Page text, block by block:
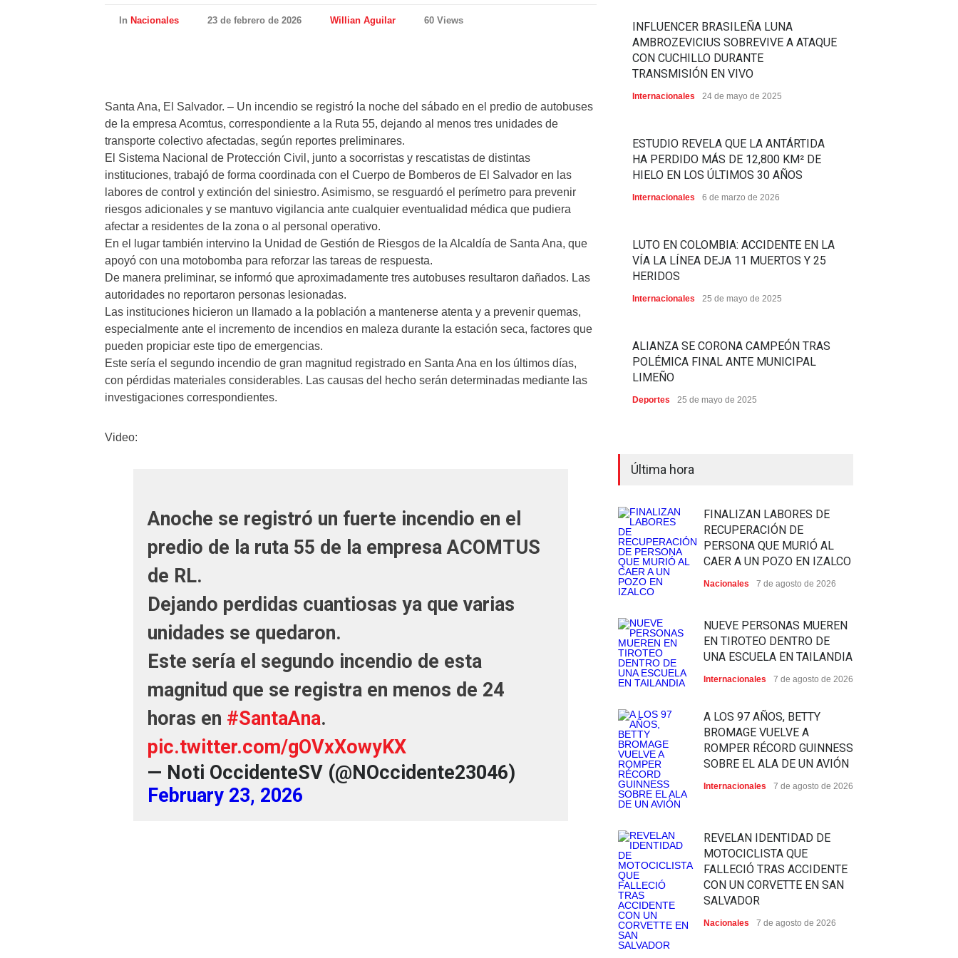
In Nacionales 23 de febrero de 2026 Willian Aguilar 60 Views
Santa Ana, El Salvador. – Un incendio se registró la noche del sábado en el predio de autobuses
de la empresa Acomtus, correspondiente a la Ruta 55, dejando al menos tres unidades de
transporte colectivo afectadas, según reportes preliminares.
El Sistema Nacional de Protección Civil, junto a socorristas y rescatistas de distintas
instituciones, trabajó de forma coordinada con el Cuerpo de Bomberos de El Salvador en las
labores de control y extinción del siniestro. Asimismo, se resguardó el perímetro para prevenir
riesgos adicionales y se mantuvo vigilancia ante cualquier eventualidad médica que pudiera
afectar a residentes de la zona o al personal operativo.
En el lugar también intervino la Unidad de Gestión de Riesgos de la Alcaldía de Santa Ana, que
apoyó con una motobomba para reforzar las tareas de respuesta.
De manera preliminar, se informó que aproximadamente tres autobuses resultaron dañados. Las
autoridades no reportaron personas lesionadas.
Las instituciones hicieron un llamado a la población a mantenerse atenta y a prevenir quemas,
especialmente ante el incremento de incendios en maleza durante la estación seca, factores que
pueden propiciar este tipo de emergencias.
Este sería el segundo incendio de gran magnitud registrado en Santa Ana en los últimos días,
con pérdidas materiales considerables. Las causas del hecho serán determinadas mediante las
investigaciones correspondientes.
Video:
Anoche se registró un fuerte incendio en el
predio de la ruta 55 de la empresa ACOMTUS
de RL.
Dejando perdidas cuantiosas ya que varias
unidades se quedaron.
Este sería el segundo incendio de esta
magnitud que se registra en menos de 24
horas en #SantaAna.
pic.twitter.com/gOVxXowyKX
— Noti OccidenteSV (@NOccidente23046)
February 23, 2026
INFLUENCER BRASILEÑA LUNA
AMBROZEVICIUS SOBREVIVE A ATAQUE
CON CUCHILLO DURANTE
TRANSMISIÓN EN VIVO
Internacionales 24 de mayo de 2025
ESTUDIO REVELA QUE LA ANTÁRTIDA
HA PERDIDO MÁS DE 12,800 KM² DE
HIELO EN LOS ÚLTIMOS 30 AÑOS
Internacionales 6 de marzo de 2026
LUTO EN COLOMBIA: ACCIDENTE EN LA
VÍA LA LÍNEA DEJA 11 MUERTOS Y 25
HERIDOS
Internacionales 25 de mayo de 2025
ALIANZA SE CORONA CAMPEÓN TRAS
POLÉMICA FINAL ANTE MUNICIPAL
LIMEÑO
Deportes 25 de mayo de 2025
Última hora
FINALIZAN LABORES DE
RECUPERACIÓN DE
PERSONA QUE MURIÓ AL
CAER A UN POZO EN IZALCO
Nacionales 7 de agosto de 2026
NUEVE PERSONAS MUEREN
EN TIROTEO DENTRO DE
UNA ESCUELA EN TAILANDIA
Internacionales 7 de agosto de 2026
A LOS 97 AÑOS, BETTY
BROMAGE VUELVE A
ROMPER RÉCORD GUINNESS
SOBRE EL ALA DE UN AVIÓN
Internacionales 7 de agosto de 2026
REVELAN IDENTIDAD DE
MOTOCICLISTA QUE
FALLECIÓ TRAS ACCIDENTE
CON UN CORVETTE EN SAN
SALVADOR
Nacionales 7 de agosto de 2026